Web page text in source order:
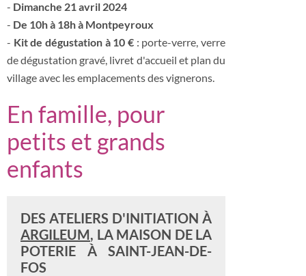
- Dimanche 21 avril 2024
- De 10h à 18h à Montpeyroux
- Kit de dégustation à 10 € : porte-verre, verre
de dégustation gravé, livret d'accueil et plan du
village avec les emplacements des vignerons.
En famille, pour
petits et grands
enfants
DES ATELIERS D'INITIATION À
ARGILEUM, LA MAISON DE LA
POTERIE À SAINT-JEAN-DE-
FOS